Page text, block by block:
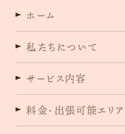
ホーム
私たちについて
サービス内容
料金・出張可能エリア